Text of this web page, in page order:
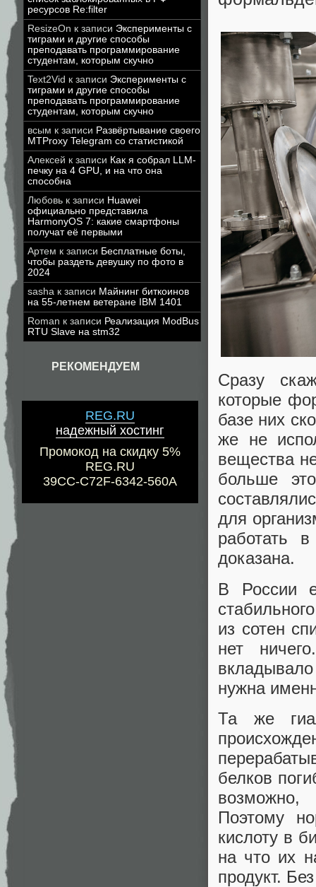
ресурсов Re:filter
ResizeOn к записи Эксперименты с
тиграми и другие способы
преподавать программирование
студентам, которым скучно
Text2Vid к записи Эксперименты с
тиграми и другие способы
преподавать программирование
студентам, которым скучно
всым к записи Развёртывание своего
MTProxy Telegram со статистикой
Алексей к записи Как я собрал LLM-
печку на 4 GPU, и на что она
способна
Любовь к записи Huawei
официально представила
HarmonyOS 7: какие смартфоны
получат её первыми
Артем к записи Бесплатные боты,
чтобы раздеть девушку по фото в
2024
sasha к записи Майнинг биткоинов
на 55-летнем ветеране IBM 1401
Roman к записи Реализация ModBus
RTU Slave на stm32
РЕКОМЕНДУЕМ
REG.RU
надежный хостинг
Промокод на скидку 5%
REG.RU
39CC-C72F-6342-560A
Сразу
которые
базе них
же не
вещества
больше
для
работать
доказана.
В России
из сотен
нет
нужна
Та же
белков
возможно,
Поэтому
кислоту в
на что их
продукт.